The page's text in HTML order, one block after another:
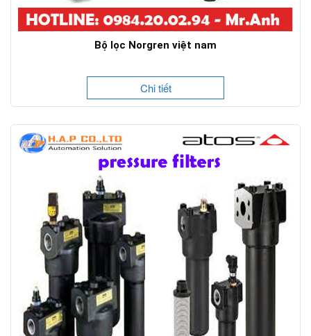
Bộ lọc Norgren việt nam
Chi tiết